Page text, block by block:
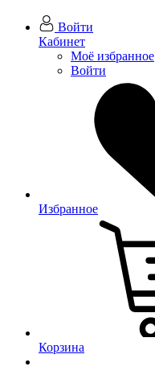
Войти
Кабинет
Моё избранное
Войти
Избранное
Корзина